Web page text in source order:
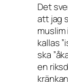
Det
att jag
kallas
ska
en